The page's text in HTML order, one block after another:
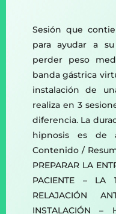
Sesión que
para ayudar a
perder peso
banda gástrica
instalación de
realiza en 3
diferencia. La
hipnosis es de
Contenido /
PREPARAR LA
PACIENTE – LA
RELAJACIÓN
INSTALACIÓN –